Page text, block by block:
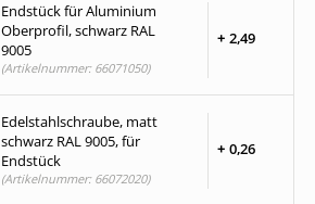
Endstück für Aluminium
Oberprofil, schwarz RAL
9005
+ 2,49
(Artikelnummer: 66071050)
Edelstahlschraube, matt
schwarz RAL 9005, für
Endstück
+ 0,26
(Artikelnummer: 66072020)